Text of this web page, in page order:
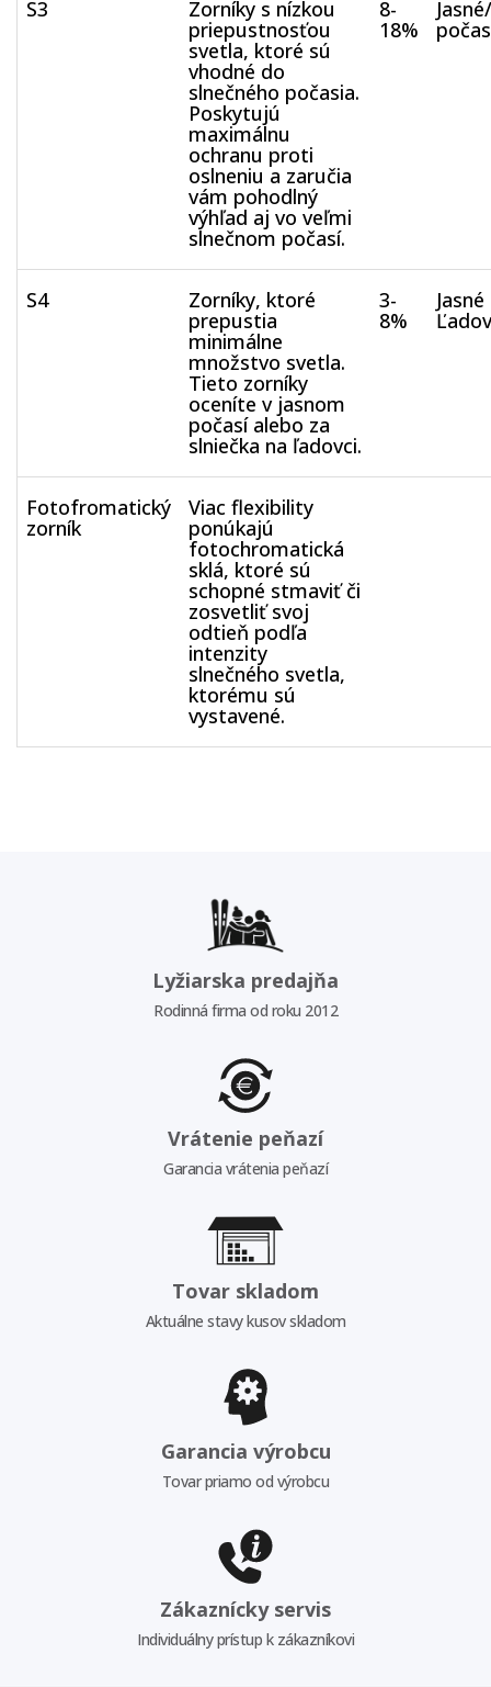
S3 Zorníky s nízkou
priepustnosťou
svetla, ktoré sú
vhodné do
slnečného počasia.
Poskytujú
maximálnu
ochranu proti
oslneniu a zaručia
vám pohodlný
výhľad aj vo veľmi
slnečnom počasí.
8-
18%
S4 Zorníky, ktoré
prepustia
minimálne
množstvo svetla.
Tieto zorníky
oceníte v jasnom
počasí alebo za
slniečka na ľadovci.
3-
8%
Fotofromatický
zorník
Viac flexibility
ponúkajú
fotochromatická
sklá, ktoré sú
schopné stmaviť či
zosvetliť svoj
odtieň podľa
intenzity
slnečného svetla,
ktorému sú
vystavené.
Lyžiarska predajňa
Rodinná firma od roku 2012
Vrátenie peňazí
Garancia vrátenia peňazí
Tovar skladom
Aktuálne stavy kusov skladom
Garancia výrobcu
Tovar priamo od výrobcu
Zákaznícky servis
Individuálny prístup k zákazníkovi